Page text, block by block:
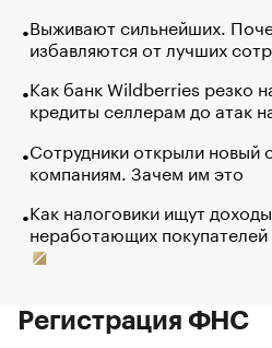
Выживают сильнейших.
избавляются от лучших
Как банк Wildberries резко
кредиты селлерам до атак
Сотрудники открыли новый
компаниям. Зачем им это
Как налоговики ищут доходы
неработающих покупателей
Регистрация ФНС